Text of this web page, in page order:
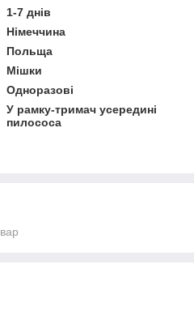
1-7 днів
Німеччина
Польща
Мішки
Одноразові
У рамку-тримач усередині
пилососа